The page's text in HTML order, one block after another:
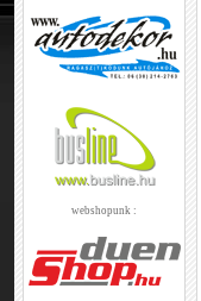
webshopunk :